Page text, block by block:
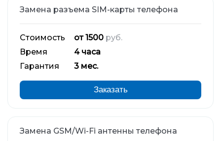
Замена разъема SIM-карты телефона
Стоимость от 1500 руб.
Время
4 часа
Гарантия
3 мес.
Заказать
Замена GSM/Wi-Fi антенны телефона